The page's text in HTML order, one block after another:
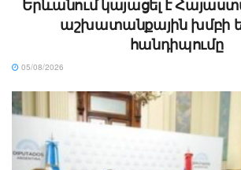
Երևանում կայացել է
աշխատանքային խմբի
հանդիպումը
05/08/2026